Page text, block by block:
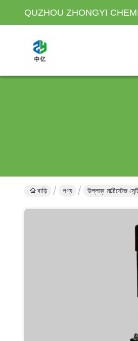
QUZHOU ZHONGYI
বাড়ি পণ্য উল্লম্ব মাল্টিস্টেজ